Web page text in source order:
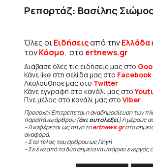
Ρεπορτάζ: Βασίλης
Όλες οιΕιδήσειςαπό τηνΕλλάδα
τονΚόσμο, στο ertnews.gr
Διάβασε όλες τις ειδήσεις μας στο
Κάνε like στη σελίδα μας στο Facebook
Ακολούθησε μας στο Twitter
Κάνε εγγραφή στο κανάλι μας στο
Γίνε μέλος στο κανάλι μας στο Viber
Προσοχή! Επιτρέπεται η αναδημοσίευση των
παραπάνω άρθρου (όχι αυτολεξεί) ή μέρους
– Αναφέρεται ως πηγή τοertnews.grστο
αναφορά.
– Στο τέλος του άρθρου ως Πηγή
– Σε ένα από τα δύο σημεία να υπάρχει ενεργός